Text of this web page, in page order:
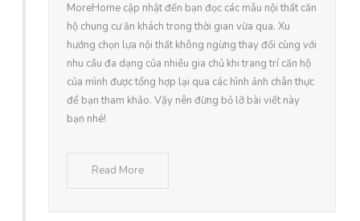
MoreHome cập nhật đến bạn đọc các mẫu nội thất căn
hộ chung cư ăn khách trong thời gian vừa qua. Xu
hướng chọn lựa nội thất không ngừng thay đổi cùng với
nhu cầu đa dạng của nhiều gia chủ khi trang trí căn hộ
của mình được tổng hợp lại qua các hình ảnh chân thực
để bạn tham khảo. Vậy nên đừng bỏ lỡ bài viết này
bạn nhé!
Read More